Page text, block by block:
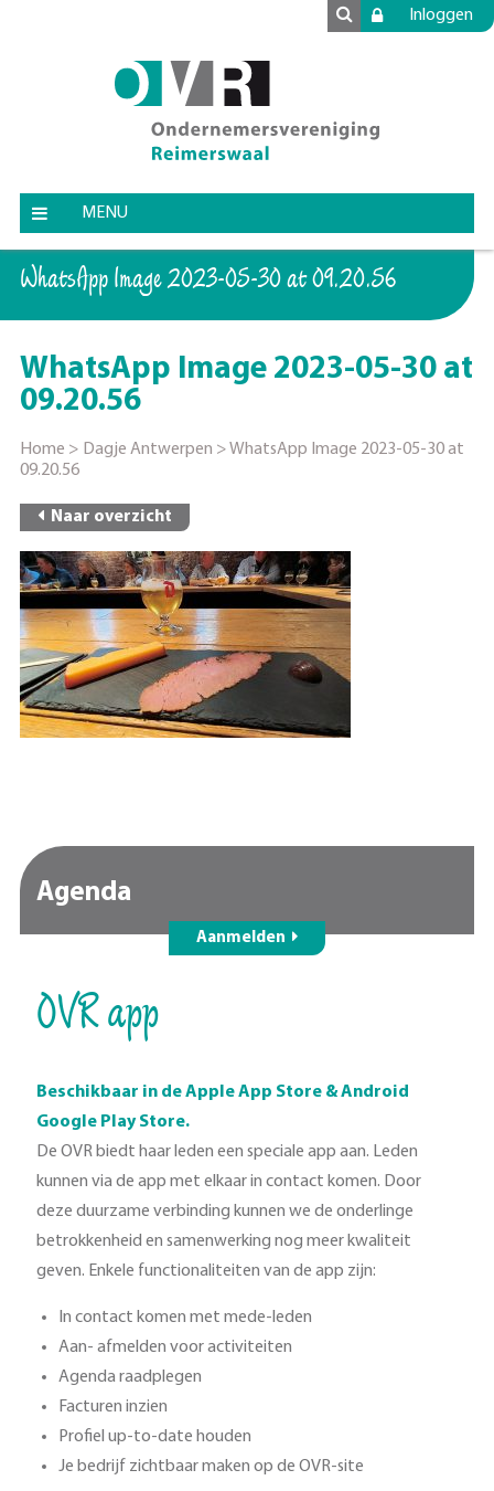
Inloggen
MENU
WhatsApp Image 2023-05-30 at 09.20.56
WhatsApp Image 2023-05-30 at
09.20.56
Home > Dagje Antwerpen >WhatsApp Image 2023-05-30 at
09.20.56
Naar overzicht
Agenda
Aanmelden
OVR app
Beschikbaar in de Apple App Store & Android
Google Play Store.
De OVR biedt haar leden een speciale app aan. Leden
kunnen via de app met elkaar in contact komen. Door
deze duurzame verbinding kunnen we de onderlinge
betrokkenheid en samenwerking nog meer kwaliteit
geven. Enkele functionaliteiten van de app zijn:
In contact komen met mede-leden
Aan- afmelden voor activiteiten
Agenda raadplegen
Facturen inzien
Profiel up-to-date houden
Je bedrijf zichtbaar maken op de OVR-site